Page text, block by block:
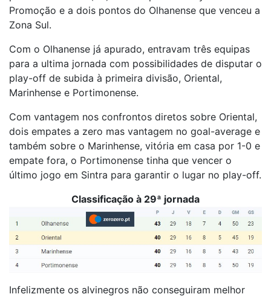
Promoção e a dois pontos do Olhanense que venceu a
Zona Sul.
Com o Olhanense já apurado, entravam três equipas
para a ultima jornada com possibilidades de disputar o
play-off de subida à primeira divisão, Oriental,
Marinhense e Portimonense.
Com vantagem nos confrontos diretos sobre Oriental,
dois empates a zero mas vantagem no goal-average e
também sobre o Marinhense, vitória em casa por 1-0 e
empate fora, o Portimonense tinha que vencer o
último jogo em Sintra para garantir o lugar no play-off.
Classificação à 29ª jornada
Infelizmente os alvinegros não conseguiram melhor